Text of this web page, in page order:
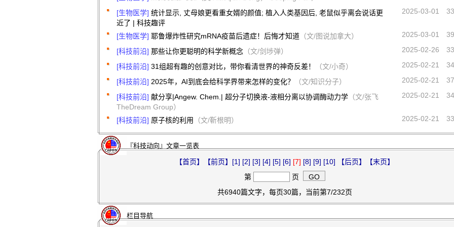
[生物医学] 统计显示, 丈母娘更看重女婿的颜值; 植入人类基因后, 老鼠似乎离会说话更
近了 | 科技趣评
2025-03-01
[生物医学] 耶鲁爆炸性研究mRNA疫苗后遗症！后悔才知道 （文/图说加拿大） 2025-03-01
[科技前沿] 那些让你更聪明的科学新概念 （文/剑埗弹） 2025-02-26
[科技前沿] 31组超有趣的创意对比，带你看清世界的神奇反差！ （文/小奇） 2025-02-21
[科技前沿] 2025年，AI到底会给科学界带来怎样的变化？ （文/知识分子） 2025-02-21
[科技前沿] 献分享|Angew. Chem.| 超分子切换液-液相分离以协调酶动力学 （文/张飞
TheDream Group）
2025-02-21
[科技前沿] 原子核的利用 （文/靳根明） 2025-02-21
『科技动向』文章一览表
【首页】 【前页】 [1] [2] [3] [4] [5] [6] [7] [8] [9] [10] 【后页】
【末页】
第
页
共6940篇文字，每页30篇，当前第7/232页
栏目导航